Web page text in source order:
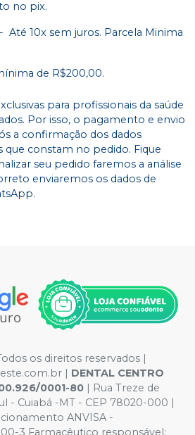
no pix.
- Até 10x sem juros. Parcela Minima
de R$200,00.
para profissionais da saúde
Por isso, o pagamento e envio
a confirmação dos dados
que constam no pedido. Fique
seu pedido faremos a análise
enviaremos os dados de
os direitos reservados |
| DENTAL CENTRO
0001-80 | Rua Treze de
- Cuiabá -MT - CEP 78020-000 |
ANVISA -
3 Farmacêutico responsável: